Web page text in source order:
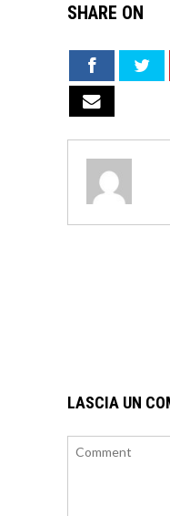
SHARE ON
LASCIA UN